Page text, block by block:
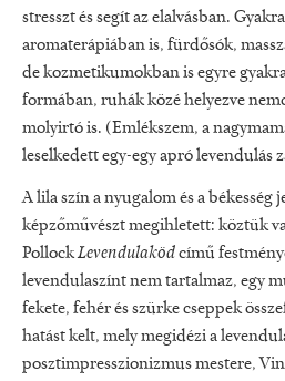
stresszt és segít az elalvásban.
aromaterápiában is, fürdősók,
de kozmetikumokban is egyre
formában, ruhák közé helyezve
molyirtó is. (Emlékszem, a
leselkedett egy-egy apró levendulás
A lila szín a nyugalom és a békesség
képzőművészt megihletett: köztük
PollockLevendulaködcímű
levendulaszínt nem tartalmaz, egy
fekete, fehér és szürke cseppek
hatást kelt, mely megidézi a
posztimpresszionizmus mestere,